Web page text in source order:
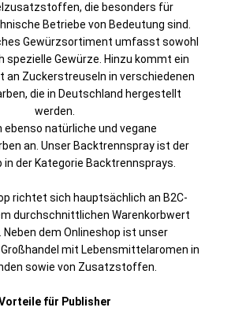
die besonders für
Betriebe von Bedeutung sind.
Gewürzsortiment umfasst sowohl
spezielle Gewürze. Hinzu kommt ein
an Zuckerstreuseln in verschiedenen
die in Deutschland hergestellt
werden.
ebenso natürliche und vegane
an. Unser Backtrennspray ist der
der Kategorie Backtrennsprays.
richtet sich hauptsächlich an B2C-
durchschnittlichen Warenkorbwert
Neben dem Onlineshop ist unser
mit Lebensmittelaromen in
sowie von Zusatzstoffen.
für Publisher